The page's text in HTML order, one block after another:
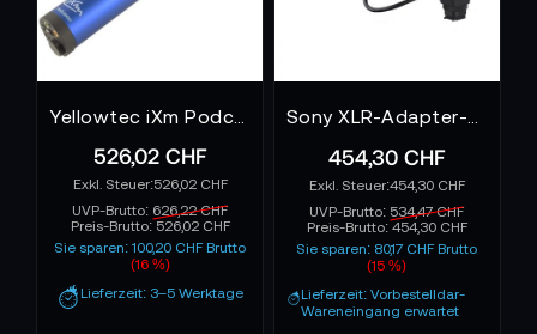
526,02 CHF
526,02 CHF
UVP-Brutto: 626,22 CHF
Preis-Brutto: 526,02 CHF
Sie sparen: 100,20 CHF Brutto
(16 %)
Lieferzeit: 3–5 Werktage
454,30 CHF
454,30 CHF
UVP-Brutto: 534,47 CHF
Preis-Brutto: 454,30 CHF
Sie sparen: 80,17 CHF Brutto
(15 %)
Lieferzeit: Vorbestelldar-
Wareneingang erwartet